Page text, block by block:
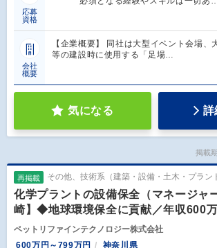
応募
資格
会社
概要
【企業概要】 同社は大型イベント会場、
等の建設時に使用する「足場…
気になる 詳
掲載
再掲載 その他、技術系（建築・設備・土木・プラン
化学プラントの設備保全（マネージャ
崎】◆地球環境保全に貢献／年収600
ペットリファインテクノロジー株式会社
600万円～799万円
神奈川県